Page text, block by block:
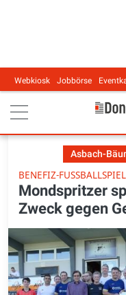
Main navigation
Webkiosk Jobbörse
Asbach-
BENEFIZ-FUSSBALLSPIEL
Mondspritzer
Zweck gegen